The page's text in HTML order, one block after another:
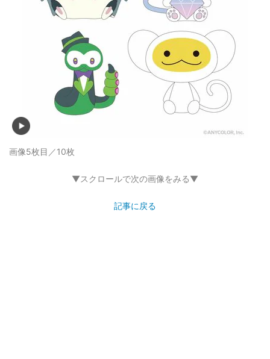
画像5枚目／10枚
▼スクロールで次の画像をみる▼
記事に戻る